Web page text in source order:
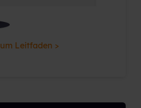
Leitfaden >